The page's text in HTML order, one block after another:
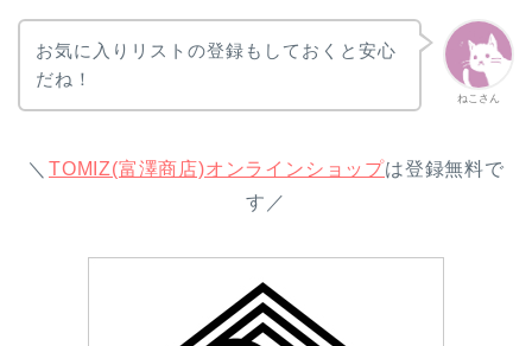
ねこさん
お気に入りリストの登録もしておくと安心
だね！
＼ TOMIZ(富澤商店)オンラインショップは登録無料で
す／